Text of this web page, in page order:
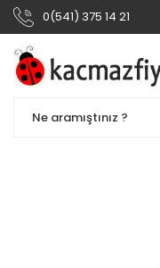
0(541) 375 14 21